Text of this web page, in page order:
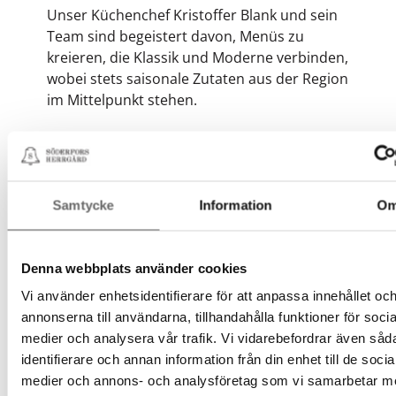
Samtycke Information
Denna webbplats använder cookies
Vi använder enhetsidentifierare för att anpassa innehållet och
annonserna till användarna, tillhandahålla funktioner för
medier och analysera vår trafik. Vi vidarebefordrar även
identifierare och annan information från din enhet till de
medier och annons- och analysföretag som vi samarbetar
Unser Küchenchef Kristoffer Blank und sein
Team sind begeistert davon, Menüs zu
kreieren, die Klassik und Moderne verbinden,
wobei stets saisonale Zutaten aus der Region
im Mittelpunkt stehen.
Sommelier ist, stellen wir ein komplettes
von Fingerfood bis zum Sechs-Gänge-Menü.
ausgewählte Weine, lokale Biersorten und
Abendessen als auch zur Party passen.